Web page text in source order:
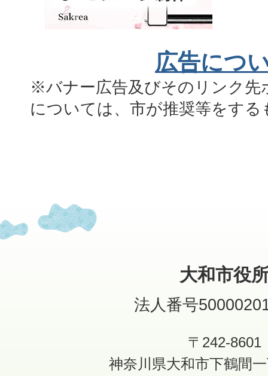
広告につ
※バナー広告及びそのリンク先
については、市が推奨等をす
大和市役
法人番号
〒242-8601
神奈川県大和市下鶴間